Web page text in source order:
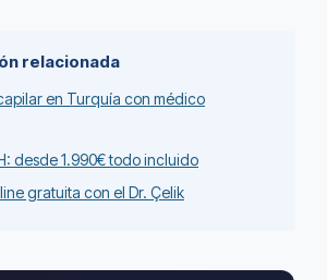
relacionada
en Turquía con médico
desde 1.990€ todo incluido
gratuita con el Dr. Çelik